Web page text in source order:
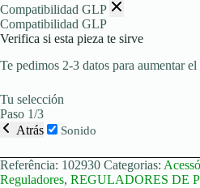
Compatibilidad GLP
Compatibilidad GLP
Verifica si esta pieza te sirve
Te pedimos 2-3 datos para aumentar el
Tu selección
Paso 1/3
Atrás
Sonido
Referência: 102930 Categorias:
Reguladores, REGULADORES DE